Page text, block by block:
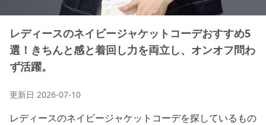
レディースのネイビージャケットコーデおすすめ5
選！きちんと感と着回し力を両立し、オンオフ問わ
ず活躍。
更新日 2026-07-10
レディースのネイビージャケットコーデを探しているもの